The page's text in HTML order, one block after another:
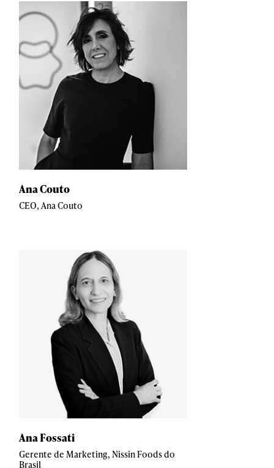
Ana Couto
CEO, Ana Couto
Ana Fossati
Gerente de Marketing, Nissin Foods do
Brasil